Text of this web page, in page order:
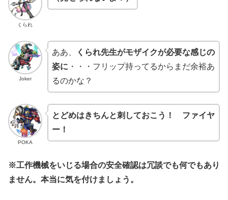
くられ
Joker
ああ、
くられ先生がモザイクが必要な感じの
姿に ・・・フリップ持ってるからまだ余裕あ
るのかな？
POKA
とどめはきちんと刺しておこう！ ファイヤ
ー！
※工作機械をいじる場合の安全確認は冗談でも何でもあり
ません。本当に気を付けましょう。